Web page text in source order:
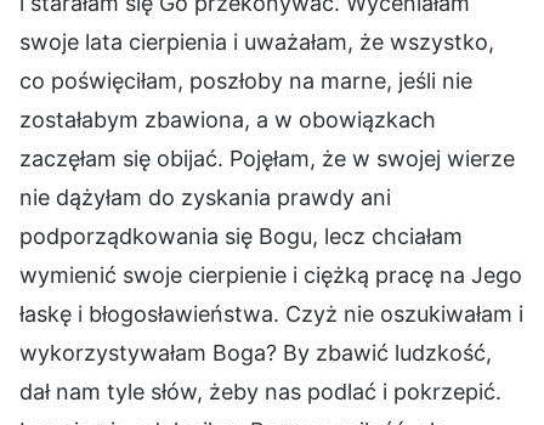
swoje lata cierpienia i uważałam, że wszystko,
co poświęciłam, poszłoby na marne, jeśli nie
zostałabym zbawiona, a w obowiązkach
zaczęłam się obijać. Pojęłam, że w swojej wierze
nie dążyłam do zyskania prawdy ani
podporządkowania się Bogu, lecz chciałam
wymienić swoje cierpienie i ciężką pracę na Jego
łaskę i błogosławieństwa. Czyż nie oszukiwałam i
wykorzystywałam Boga? By zbawić ludzkość,
dał nam tyle słów, żeby nas podlać i pokrzepić.